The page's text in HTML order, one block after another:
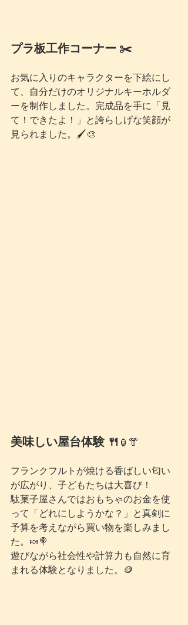
プラ板工作コーナー ✂️
お気に入りのキャラクターを下絵にし
て、自分だけのオリジナルキーホルダ
ーを制作しました。完成品を手に「見
て！できたよ！」と誇らしげな笑顔が
見られました。🖌️🎨
美味しい屋台体験 🍴 🏮👘
フランクフルトが焼ける香ばしい匂い
が広がり、子どもたちは大喜び！
駄菓子屋さんではおもちゃのお金を使
って「どれにしようかな？」と真剣に
予算を考えながら買い物を楽しみまし
た。🍬🍭
遊びながら社会性や計算力も自然に育
まれる体験となりました。🪙